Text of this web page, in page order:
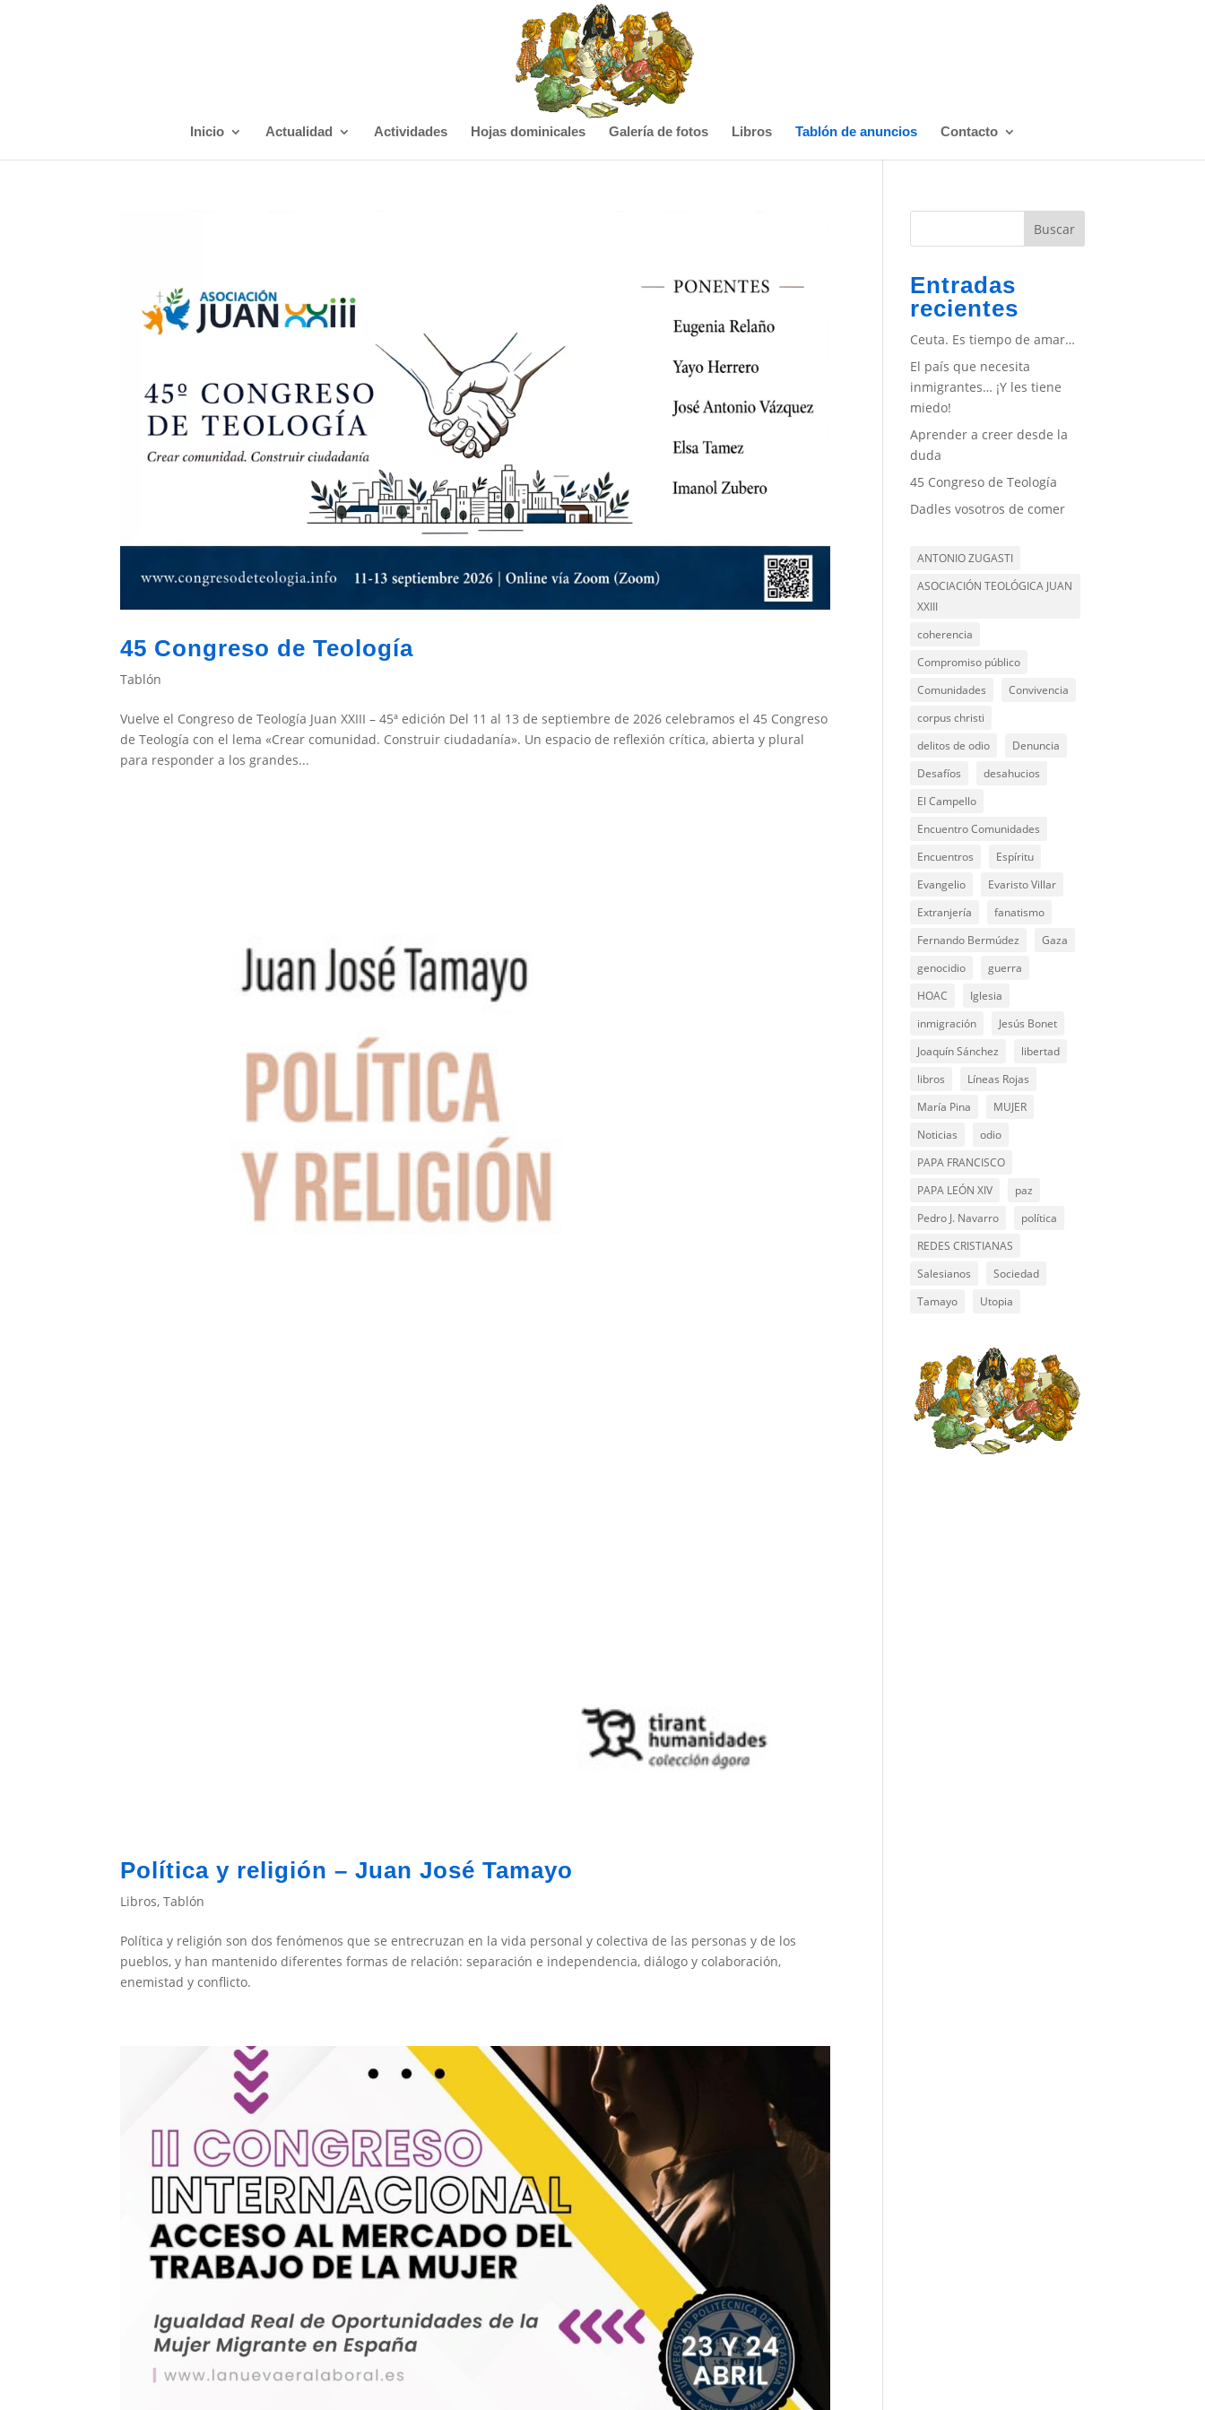
Inicio Actualidad Actividades Hojas dominicales Galería de fotos Libros Tablón de anuncios Contacto
45 Congreso de Teología
Tablón
Vuelve el Congreso de Teología Juan XXIII – 45ª edición Del 11 al 13 de septiembre de 2026 celebramos el 45 Congreso
de Teología con el lema «Crear comunidad. Construir ciudadanía». Un espacio de reflexión crítica, abierta y plural
para responder a los grandes...
Política y religión – Juan José Tamayo
Libros,Tablón
Política y religión son dos fenómenos que se entrecruzan en la vida personal y colectiva de las personas y de los
pueblos, y han mantenido diferentes formas de relación: separación e independencia, diálogo y colaboración,
enemistad y conflicto.
Buscar
Entradas
recientes
Ceuta. Es tiempo de amar…
El país que necesita
inmigrantes… ¡Y les tiene
miedo!
Aprender a creer desde la
duda
45 Congreso de Teología
Dadles vosotros de comer
ANTONIO ZUGASTI
ASOCIACIÓN TEOLÓGICA JUAN
XXIII
coherencia
Compromiso público
Comunidades
Convivencia
corpus christi
delitos de odio
Denuncia
Desafíos
desahucios
El Campello
Encuentro Comunidades
Encuentros
Espíritu
Evangelio
Evaristo Villar
Extranjería
fanatismo
Fernando Bermúdez
Gaza
genocidio
guerra
HOAC
Iglesia
inmigración
Jesús Bonet
Joaquín Sánchez
libertad
libros
Líneas Rojas
María Pina
MUJER
Noticias
odio
PAPA FRANCISCO
PAPA LEÓN XIV
paz
Pedro J. Navarro
política
REDES CRISTIANAS
Salesianos
Sociedad
Tamayo
Utopia